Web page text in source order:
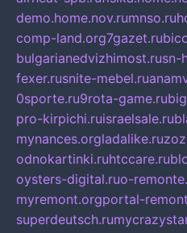
demo.home.nov.rumnso.ru
comp-land.org7gazet.ru
bulgarianedvizhimost.rusn-
fexer.rusnite-mebel.ru
0sporte.ru9rota-game.ru
pro-kirpichi.ruisraelsale.ru
mynances.orgladalike.ru
odnokartinki.ruhtccare.ru
oysters-digital.ruo-
myremont.orgportal-
superdeutsch.ru